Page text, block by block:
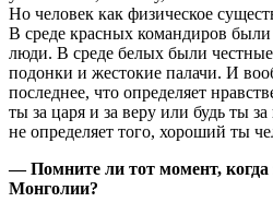
Но человек как физическое
В среде красных командиров
люди. В среде белых были
подонки и жестокие палачи. И
последнее, что определяет
ты за царя и за веру или будь ты
не определяет того, хороший ты
— Помните ли тот момент, когда
Монголии?